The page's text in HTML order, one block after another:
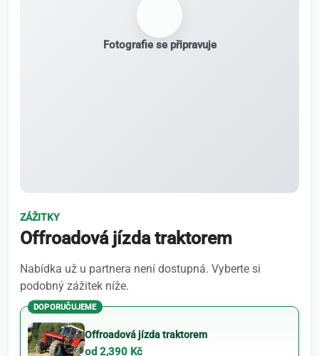
Fotografie se připravuje
ZÁŽITKY
Offroadová jízda traktorem
Nabídka už u partnera není dostupná. Vyberte si
podobný zážitek níže.
DOPORUČUJEME
Offroadová jízda traktorem
od 2,390 Kč